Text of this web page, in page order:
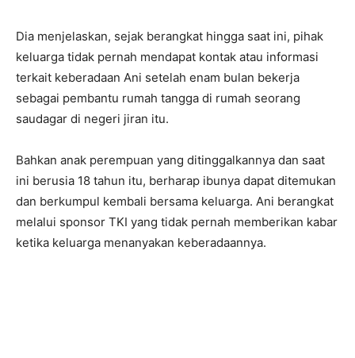
Dia menjelaskan, sejak berangkat hingga saat ini, pihak
keluarga tidak pernah mendapat kontak atau informasi
terkait keberadaan Ani setelah enam bulan bekerja
sebagai pembantu rumah tangga di rumah seorang
saudagar di negeri jiran itu.
Bahkan anak perempuan yang ditinggalkannya dan saat
ini berusia 18 tahun itu, berharap ibunya dapat ditemukan
dan berkumpul kembali bersama keluarga. Ani berangkat
melalui sponsor TKI yang tidak pernah memberikan kabar
ketika keluarga menanyakan keberadaannya.